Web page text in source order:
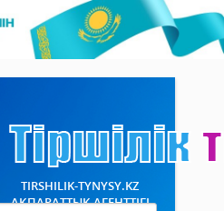
TIRSHILIK-TYNYSY.KZ
АҚПАРАТТЫҚ АГЕНТТІГІ